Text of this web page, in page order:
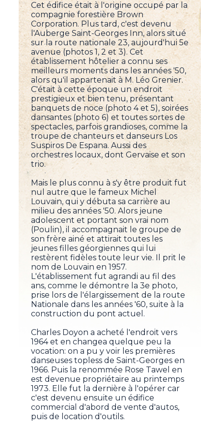
Cet édifice était à l'origine occupé par la
compagnie forestière Brown
Corporation. Plus tard, c'est devenu
l'Auberge Saint-Georges Inn, alors situé
sur la route nationale 23, aujourd'hui 5e
avenue (photos 1, 2 et 3). Cet
établissement hôtelier a connu ses
meilleurs moments dans les années '50,
alors qu'il appartenait à M. Léo Grenier.
C'était à cette époque un endroit
prestigieux et bien tenu, présentant
banquets de noce (photo 4 et 5), soirées
dansantes (photo 6) et toutes sortes de
spectacles, parfois grandioses, comme la
troupe de chanteurs et danseurs Los
Suspiros De Espana. Aussi des
orchestres locaux, dont Gervaise et son
trio.
Mais le plus connu à s'y être produit fut
nul autre que le fameux Michel
Louvain, qui y débuta sa carrière au
milieu des années '50. Alors jeune
adolescent et portant son vrai nom
(Poulin), il accompagnait le groupe de
son frère ainé et attirait toutes les
jeunes filles géorgiennes qui lui
restèrent fidèles toute leur vie. Il prit le
nom de Louvain en 1957.
L'établissement fut agrandi au fil des
ans, comme le démontre la 3e photo,
prise lors de l'élargissement de la route
Nationale dans les années '60, suite à la
construction du pont actuel.
Charles Doyon a acheté l'endroit vers
1964 et en changea quelque peu la
vocation: on a pu y voir les premières
danseuses topless de Saint-Georges en
1966. Puis la renommée Rose Tawel en
est devenue propriétaire au printemps
1973. Elle fut la dernière à l'opérer car
c'est devenu ensuite un édifice
commercial d'abord de vente d'autos,
puis de location d'outils.